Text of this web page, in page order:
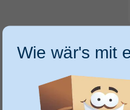
Wie wär's mit